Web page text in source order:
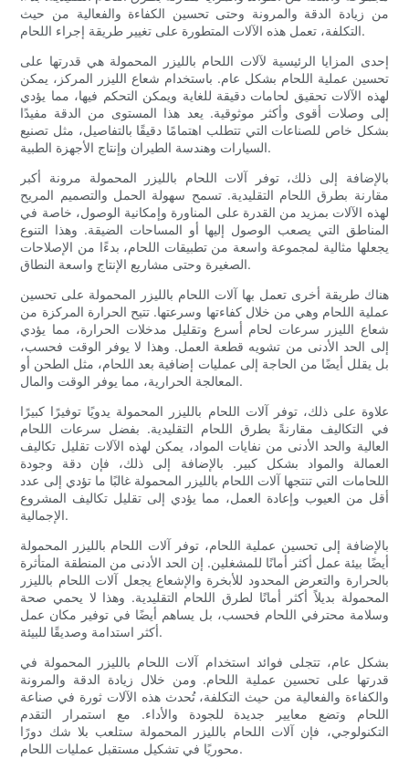
من زيادة الدقة والمرونة وحتى تحسين الكفاءة والفعالية من حيث
التكلفة، تعمل هذه الآلات المتطورة على تغيير طريقة إجراء اللحام.
إحدى المزايا الرئيسية لآلات اللحام بالليزر المحمولة هي قدرتها على
تحسين عملية اللحام بشكل عام. باستخدام شعاع الليزر المركز، يمكن
لهذه الآلات تحقيق لحامات دقيقة للغاية ويمكن التحكم فيها، مما يؤدي
إلى وصلات أقوى وأكثر موثوقية. يعد هذا المستوى من الدقة مفيدًا
بشكل خاص للصناعات التي تتطلب اهتمامًا دقيقًا بالتفاصيل، مثل تصنيع
السيارات وهندسة الطيران وإنتاج الأجهزة الطبية.
بالإضافة إلى ذلك، توفر آلات اللحام بالليزر المحمولة مرونة أكبر
مقارنة بطرق اللحام التقليدية. تسمح سهولة الحمل والتصميم المريح
لهذه الآلات بمزيد من القدرة على المناورة وإمكانية الوصول، خاصة في
المناطق التي يصعب الوصول إليها أو المساحات الضيقة. وهذا التنوع
يجعلها مثالية لمجموعة واسعة من تطبيقات اللحام، بدءًا من الإصلاحات
الصغيرة وحتى مشاريع الإنتاج واسعة النطاق.
هناك طريقة أخرى تعمل بها آلات اللحام بالليزر المحمولة على تحسين
عملية اللحام وهي من خلال كفاءتها وسرعتها. تتيح الحرارة المركزة من
شعاع الليزر سرعات لحام أسرع وتقليل مدخلات الحرارة، مما يؤدي
إلى الحد الأدنى من تشويه قطعة العمل. وهذا لا يوفر الوقت فحسب،
بل يقلل أيضًا من الحاجة إلى عمليات إضافية بعد اللحام، مثل الطحن أو
المعالجة الحرارية، مما يوفر الوقت والمال.
علاوة على ذلك، توفر آلات اللحام بالليزر المحمولة يدويًا توفيرًا كبيرًا
في التكاليف مقارنةً بطرق اللحام التقليدية. بفضل سرعات اللحام
العالية والحد الأدنى من نفايات المواد، يمكن لهذه الآلات تقليل تكاليف
العمالة والمواد بشكل كبير. بالإضافة إلى ذلك، فإن دقة وجودة
اللحامات التي تنتجها آلات اللحام بالليزر المحمولة غالبًا ما تؤدي إلى عدد
أقل من العيوب وإعادة العمل، مما يؤدي إلى تقليل تكاليف المشروع
الإجمالية.
بالإضافة إلى تحسين عملية اللحام، توفر آلات اللحام بالليزر المحمولة
أيضًا بيئة عمل أكثر أمانًا للمشغلين. إن الحد الأدنى من المنطقة المتأثرة
بالحرارة والتعرض المحدود للأبخرة والإشعاع يجعل آلات اللحام بالليزر
المحمولة بديلاً أكثر أمانًا لطرق اللحام التقليدية. وهذا لا يحمي صحة
وسلامة محترفي اللحام فحسب، بل يساهم أيضًا في توفير مكان عمل
أكثر استدامة وصديقًا للبيئة.
بشكل عام، تتجلى فوائد استخدام آلات اللحام بالليزر المحمولة في
قدرتها على تحسين عملية اللحام. ومن خلال زيادة الدقة والمرونة
والكفاءة والفعالية من حيث التكلفة، تُحدث هذه الآلات ثورة في صناعة
اللحام وتضع معايير جديدة للجودة والأداء. مع استمرار التقدم
التكنولوجي، فإن آلات اللحام بالليزر المحمولة ستلعب بلا شك دورًا
محوريًا في تشكيل مستقبل عمليات اللحام.